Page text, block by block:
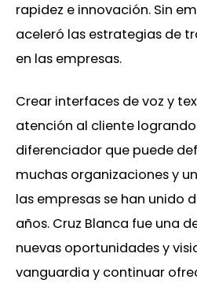
rapidez e innovación. Sin
aceleró las estrategias de
en las empresas.
Crear interfaces de voz y
atención al cliente logrando
diferenciador que puede
muchas organizaciones y
las empresas se han unido
años. Cruz Blanca fue una
nuevas oportunidades y
vanguardia y continuar